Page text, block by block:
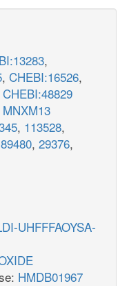
,
, CHEBI:16526,
CHEBI:48829
MNXM13
, 113528,
, 29376,
UHFFFAOYSA-
HMDB01967